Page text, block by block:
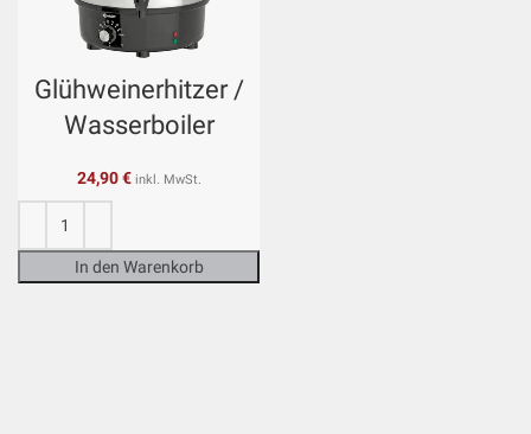
Glühweinerhitzer /
Wasserboiler
24,90€ inkl. MwSt.
In den Warenkorb